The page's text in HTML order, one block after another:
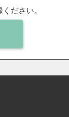
ださい。